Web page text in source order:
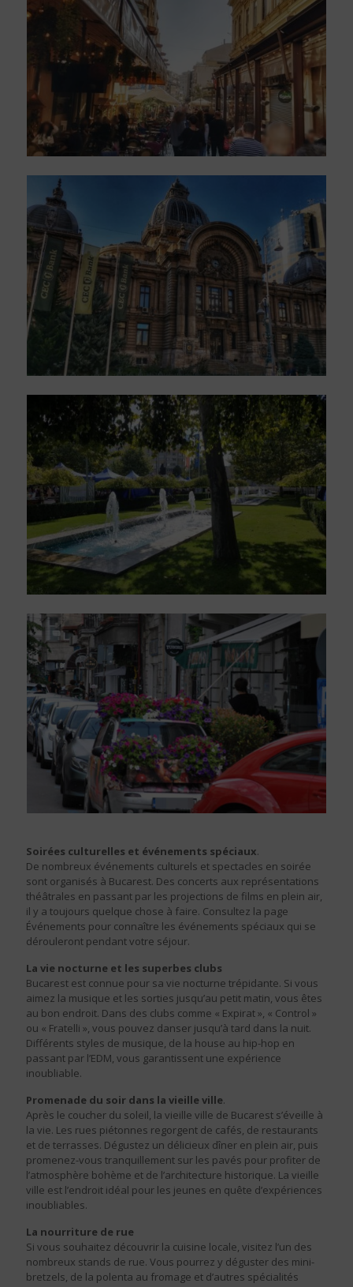
Soirées culturelles et événements spéciaux.
De nombreux événements culturels et spectacles en soirée
sont organisés à Bucarest. Des concerts aux représentations
théâtrales en passant par les projections de films en plein air,
il y a toujours quelque chose à faire. Consultez la page
Événements pour connaître les événements spéciaux qui se
dérouleront pendant votre séjour.
La vie nocturne et les superbes clubs
Bucarest est connue pour sa vie nocturne trépidante. Si vous
aimez la musique et les sorties jusqu’au petit matin, vous êtes
au bon endroit. Dans des clubs comme « Expirat », « Control »
ou « Fratelli », vous pouvez danser jusqu’à tard dans la nuit.
Différents styles de musique, de la house au hip-hop en
passant par l’EDM, vous garantissent une expérience
inoubliable.
Promenade du soir dans la vieille ville.
Après le coucher du soleil, la vieille ville de Bucarest s’éveille à
la vie. Les rues piétonnes regorgent de cafés, de restaurants
et de terrasses. Dégustez un délicieux dîner en plein air, puis
promenez-vous tranquillement sur les pavés pour profiter de
l’atmosphère bohème et de l’architecture historique. La vieille
ville est l’endroit idéal pour les jeunes en quête d’expériences
inoubliables.
La nourriture de rue
Si vous souhaitez découvrir la cuisine locale, visitez l’un des
nombreux stands de rue. Vous pourrez y déguster des mini-
bretzels, de la polenta au fromage et d’autres spécialités